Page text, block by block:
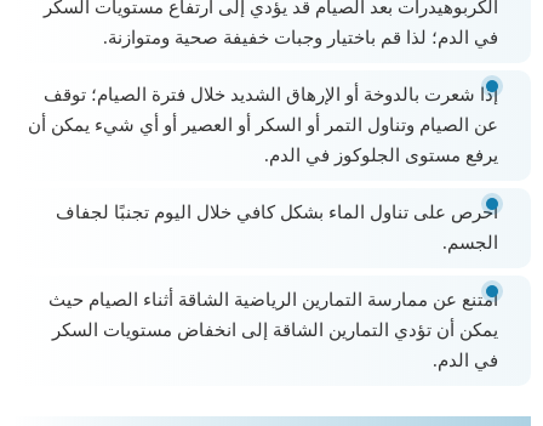
الكربوهيدرات بعد الصيام قد يؤدي إلى ارتفاع مستويات السكر
في الدم؛ لذا قم باختيار وجبات خفيفة صحية ومتوازنة.
إذا شعرت بالدوخة أو الإرهاق الشديد خلال فترة الصيام؛ توقف
عن الصيام وتناول التمر أو السكر أو العصير أو أي شيء يمكن أن
يرفع مستوى الجلوكوز في الدم.
احرص على تناول الماء بشكل كافي خلال اليوم تجنبًا لجفاف
الجسم.
امتنع عن ممارسة التمارين الرياضية الشاقة أثناء الصيام حيث
يمكن أن تؤدي التمارين الشاقة إلى انخفاض مستويات السكر
في الدم.